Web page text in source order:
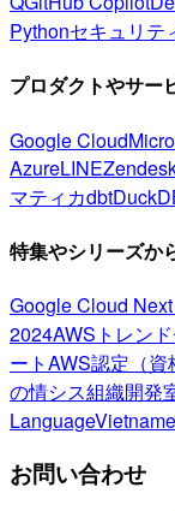
Pythonセキュリテ
プロダクトやサー
Google Cloud
AzureLINE
マティカdbt
特集やシリーズか
Google Cloud Next
2024AWSトレン
ートAWS認定（資
の情シス組織開発
Language
お問い合わせ